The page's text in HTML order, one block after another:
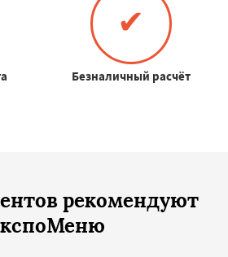
✔
Безналичный расчёт
рекомендуют